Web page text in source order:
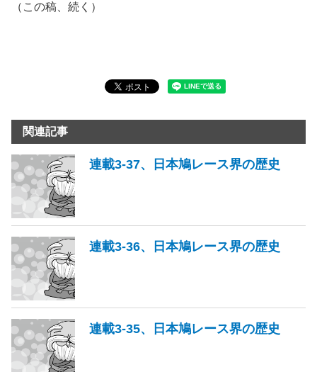
（この稿、続く）
関連記事
連載3-37、日本鳩レース界の歴史
連載3-36、日本鳩レース界の歴史
連載3-35、日本鳩レース界の歴史